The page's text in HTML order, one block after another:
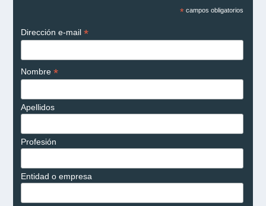
*campos obligatorios
Dirección e-mail *
Nombre *
Apellidos
Profesión
Entidad o empresa